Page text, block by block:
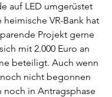
auf LED umgerüstet
VR-Bank hat
Projekt gerne
mit 2.000 Euro an
beteiligt. Auch wenn
nicht begonnen
noch in Antragsphase